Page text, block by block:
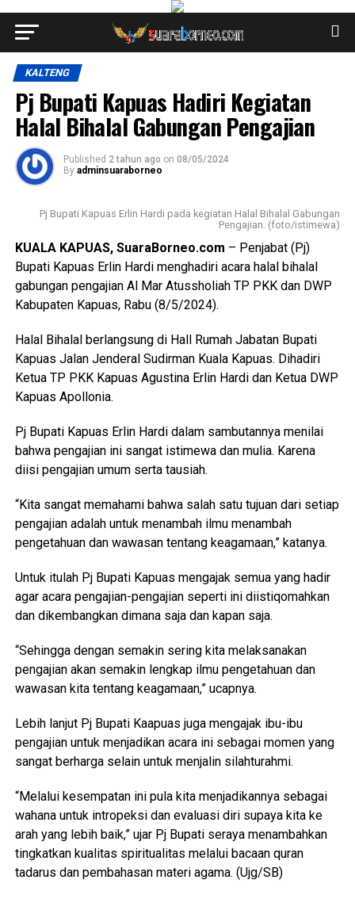
KALTENG
Pj Bupati Kapuas Hadiri Kegiatan
Halal Bihalal Gabungan Pengajian
Published 2 tahun ago on 08/05/2024
By adminsuaraborneo
Pj Bupati Kapuas Erlin Hardi pada kegiatan Halal Bihalal Gabungan
Pengajian. (foto/istimewa)
KUALA KAPUAS, SuaraBorneo.com – Penjabat (Pj)
Bupati Kapuas Erlin Hardi menghadiri acara halal bihalal
gabungan pengajian Al Mar Atussholiah TP PKK dan DWP
Kabupaten Kapuas, Rabu (8/5/2024).
Halal Bihalal berlangsung di Hall Rumah Jabatan Bupati
Kapuas Jalan Jenderal Sudirman Kuala Kapuas. Dihadiri
Ketua TP PKK Kapuas Agustina Erlin Hardi dan Ketua DWP
Kapuas Apollonia.
Pj Bupati Kapuas Erlin Hardi dalam sambutannya menilai
bahwa pengajian ini sangat istimewa dan mulia. Karena
diisi pengajian umum serta tausiah.
“Kita sangat memahami bahwa salah satu tujuan dari setiap
pengajian adalah untuk menambah ilmu menambah
pengetahuan dan wawasan tentang keagamaan,” katanya.
Untuk itulah Pj Bupati Kapuas mengajak semua yang hadir
agar acara pengajian-pengajian seperti ini diistiqomahkan
dan dikembangkan dimana saja dan kapan saja.
“Sehingga dengan semakin sering kita melaksanakan
pengajian akan semakin lengkap ilmu pengetahuan dan
wawasan kita tentang keagamaan,” ucapnya.
Lebih lanjut Pj Bupati Kaapuas juga mengajak ibu-ibu
pengajian untuk menjadikan acara ini sebagai momen yang
sangat berharga selain untuk menjalin silahturahmi.
“Melalui kesempatan ini pula kita menjadikannya sebagai
wahana untuk intropeksi dan evaluasi diri supaya kita ke
arah yang lebih baik,” ujar Pj Bupati seraya menambahkan
tingkatkan kualitas spiritualitas melalui bacaan quran
tadarus dan pembahasan materi agama. (Ujg/SB)